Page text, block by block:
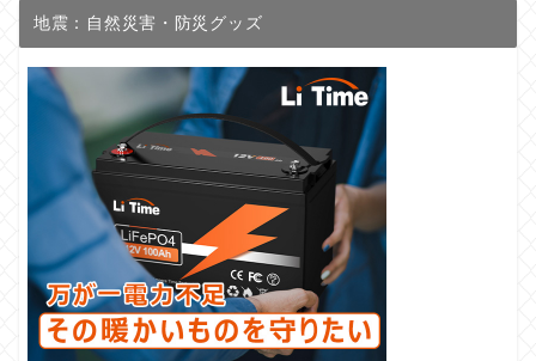
地震：自然災害・防災グッズ